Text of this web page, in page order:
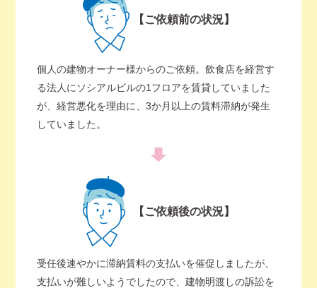
【ご依頼前の状況】
個人の建物オーナー様からのご依頼。飲食店を経営す
る法人にソシアルビルの1フロアを賃貸していました
が、経営悪化を理由に、3か月以上の賃料滞納が発生
していました。
【ご依頼後の状況】
受任後速やかに滞納賃料の支払いを催促しましたが、
支払いが難しいようでしたので、建物明渡しの訴訟を